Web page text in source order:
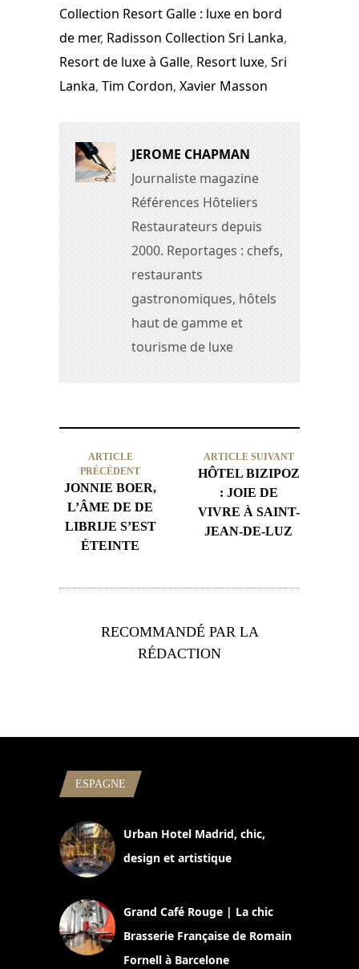
Collection Resort Galle : luxe en bord
de mer, Radisson Collection Sri Lanka,
Resort de luxe à Galle, Resort luxe, Sri
Lanka, Tim Cordon, Xavier Masson
JEROME CHAPMAN
Journaliste magazine
Références Hôteliers
Restaurateurs depuis
2000. Reportages : chefs,
restaurants
gastronomiques, hôtels
haut de gamme et
tourisme de luxe
ARTICLE
PRÉCÉDENT
JONNIE BOER,
L’ÂME DE DE
LIBRIJE S’EST
ÉTEINTE
ARTICLE SUIVANT
HÔTEL BIZIPOZ
: JOIE DE
VIVRE À SAINT-
JEAN-DE-LUZ
RECOMMANDÉ PAR LA
RÉDACTION
ESPAGNE
Urban Hotel Madrid, chic,
design et artistique
Grand Café Rouge | La chic
Brasserie Française de Romain
Fornell à Barcelone